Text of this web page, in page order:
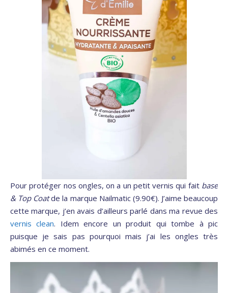
Pour protéger nos ongles, on a un petit vernis qui faitbase
& Top Coatde la marque Nailmatic (9.90€). J’aime beaucoup
cette marque, j’en avais d’ailleurs parlé dans ma revue des
vernis clean. Idem encore un produit qui tombe à pic
puisque je sais pas pourquoi mais j’ai les ongles très
abimés en ce moment.